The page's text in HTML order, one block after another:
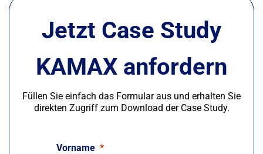
Jetzt Case Study
KAMAX anfordern
Füllen Sie einfach das Formular aus und erhalten Sie
direkten Zugriff zum Download der Case Study.
Vorname